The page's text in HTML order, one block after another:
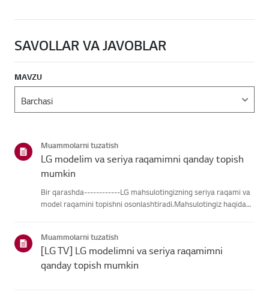
SAVOLLAR VA JAVOBLAR
MAVZU
Muammolarni tuzatish
LG modelim va seriya raqamimni qanday topish
mumkin
Bir qarashda------------LG mahsulotingizning seriya raqami va
model raqamini topishni osonlashtiradi.Mahsulotingiz haqidagi
Muammolarni tuzatish
[LG TV] LG modelimni va seriya raqamimni
qanday topish mumkin